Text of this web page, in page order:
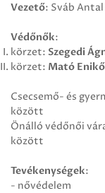
Vezető: Sváb
Védőnők:
körzet: Szegedi
körzet: Mató Enikő
Csecsemő- és
között
Önálló védőnői
között
Tevékenységek:
- nővédelem